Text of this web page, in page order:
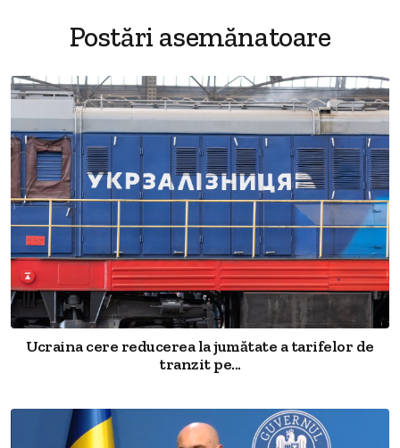
Postări asemănatoare
Ucraina cere reducerea la jumătate a tarifelor de
tranzit pe...